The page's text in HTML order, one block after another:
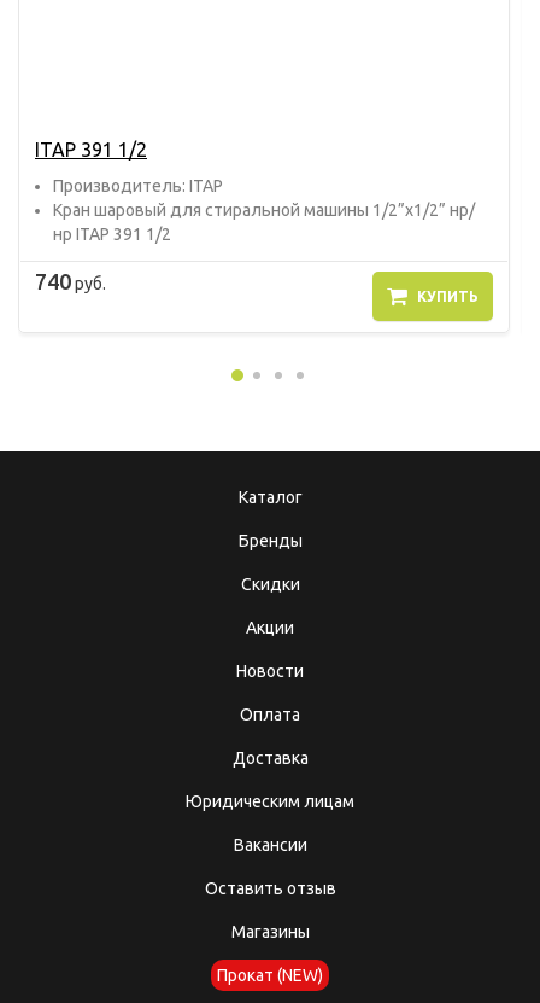
ITAP 391 1/2
Прoизвoдитель: ITAP
Кран шаровый для стиральной машины 1/2”x1/2” нр/
нр ITAP 391 1/2
740руб.
КУПИТЬ
Каталог
Бренды
Скидки
Акции
Новости
Оплата
Доставка
Юридическим лицам
Вакансии
Оставить отзыв
Магазины
Прокат (NEW)